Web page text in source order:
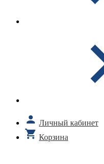
Личный кабинет
Корзина